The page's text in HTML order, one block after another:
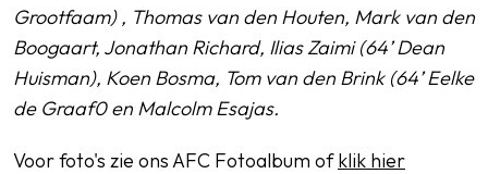
Grootfaam) , Thomas van den Houten, Mark van den
Boogaart, Jonathan Richard, Ilias Zaimi (64’ Dean
Huisman), Koen Bosma, Tom van den Brink (64’ Eelke
de Graaf0 en Malcolm Esajas.
Voor foto's zie ons AFC Fotoalbum ofklik hier